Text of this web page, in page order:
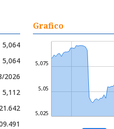
5,064
5,064
2026
5,112
Grafico
5,025
5,05
5,075